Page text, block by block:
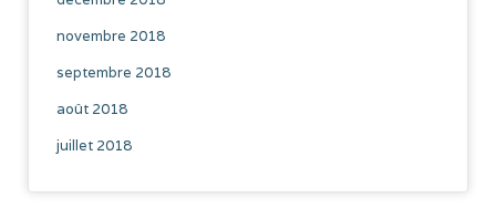
novembre 2018
septembre 2018
août 2018
juillet 2018